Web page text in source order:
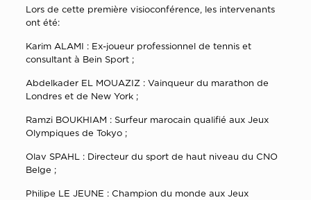
Lors de cette première visioconférence, les intervenants
ont été:
Karim ALAMI : Ex-joueur professionnel de tennis et
consultant à Bein Sport ;
Abdelkader EL MOUAZIZ : Vainqueur du marathon de
Londres et de New York ;
Ramzi BOUKHIAM : Surfeur marocain qualifié aux Jeux
Olympiques de Tokyo ;
Olav SPAHL : Directeur du sport de haut niveau du CNO
Belge ;
Philipe LE JEUNE : Champion du monde aux Jeux